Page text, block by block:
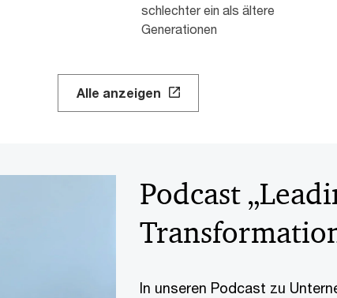
schlechter ein als ältere
Generationen
Alle anzeigen
Podcast
In unseren Podcast zu